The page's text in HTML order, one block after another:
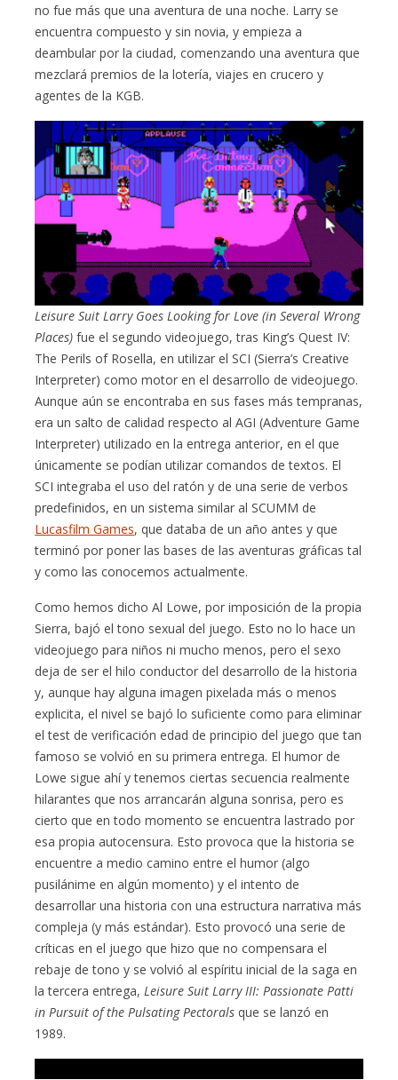
no fue más que una aventura de una noche. Larry se
encuentra compuesto y sin novia, y empieza a
deambular por la ciudad, comenzando una aventura que
mezclará premios de la lotería, viajes en crucero y
agentes de la KGB.
Leisure Suit Larry Goes Looking for Love (in Several Wrong
Places) fue el segundo videojuego, tras King’s Quest IV:
The Perils of Rosella, en utilizar el SCI (Sierra’s Creative
Interpreter) como motor en el desarrollo de videojuego.
Aunque aún se encontraba en sus fases más tempranas,
era un salto de calidad respecto al AGI (Adventure Game
Interpreter) utilizado en la entrega anterior, en el que
únicamente se podían utilizar comandos de textos. El
SCI integraba el uso del ratón y de una serie de verbos
predefinidos, en un sistema similar al SCUMM de
Lucasfilm Games, que databa de un año antes y que
terminó por poner las bases de las aventuras gráficas tal
y como las conocemos actualmente.
Como hemos dicho Al Lowe, por imposición de la propia
Sierra, bajó el tono sexual del juego. Esto no lo hace un
videojuego para niños ni mucho menos, pero el sexo
deja de ser el hilo conductor del desarrollo de la historia
y, aunque hay alguna imagen pixelada más o menos
explicita, el nivel se bajó lo suficiente como para eliminar
el test de verificación edad de principio del juego que tan
famoso se volvió en su primera entrega. El humor de
Lowe sigue ahí y tenemos ciertas secuencia realmente
hilarantes que nos arrancarán alguna sonrisa, pero es
cierto que en todo momento se encuentra lastrado por
esa propia autocensura. Esto provoca que la historia se
encuentre a medio camino entre el humor (algo
pusilánime en algún momento) y el intento de
desarrollar una historia con una estructura narrativa más
compleja (y más estándar). Esto provocó una serie de
críticas en el juego que hizo que no compensara el
rebaje de tono y se volvió al espíritu inicial de la saga en
la tercera entrega, Leisure Suit Larry III: Passionate Patti
in Pursuit of the Pulsating Pectorals que se lanzó en
1989.